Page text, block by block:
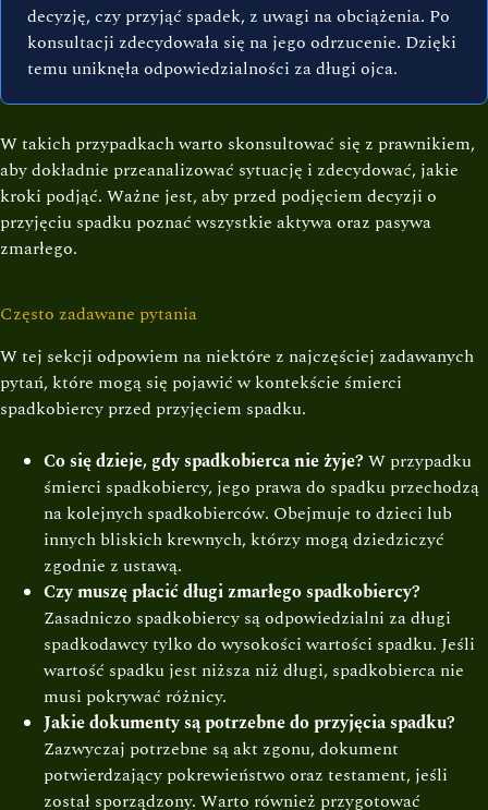
decyzję, czy przyjąć spadek, z uwagi na obciążenia. Po
konsultacji zdecydowała się na jego odrzucenie. Dzięki
temu uniknęła odpowiedzialności za długi ojca.
W takich przypadkach warto skonsultować się z prawnikiem,
aby dokładnie przeanalizować sytuację i zdecydować, jakie
kroki podjąć. Ważne jest, aby przed podjęciem decyzji o
przyjęciu spadku poznać wszystkie aktywa oraz pasywa
zmarłego.
Często zadawane pytania
W tej sekcji odpowiem na niektóre z najczęściej zadawanych
pytań, które mogą się pojawić w kontekście śmierci
spadkobiercy przed przyjęciem spadku.
Co się dzieje, gdy spadkobierca nie żyje? W przypadku
śmierci spadkobiercy, jego prawa do spadku przechodzą
na kolejnych spadkobierców. Obejmuje to dzieci lub
innych bliskich krewnych, którzy mogą dziedziczyć
zgodnie z ustawą.
Czy muszę płacić długi zmarłego spadkobiercy?
Zasadniczo spadkobiercy są odpowiedzialni za długi
spadkodawcy tylko do wysokości wartości spadku. Jeśli
wartość spadku jest niższa niż długi, spadkobierca nie
musi pokrywać różnicy.
Jakie dokumenty są potrzebne do przyjęcia spadku?
Zazwyczaj potrzebne są akt zgonu, dokument
potwierdzający pokrewieństwo oraz testament, jeśli
został sporządzony. Warto również przygotować